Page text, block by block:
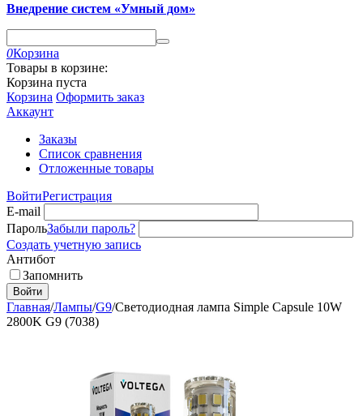
Внедрение систем «Умный дом»
0Корзина
Товары в корзине:
Корзина пуста
Корзина Оформить заказ
Аккаунт
Заказы
Список сравнения
Отложенные товары
ВойтиРегистрация
E-mail
ПарольЗабыли пароль?
Создать учетную запись
Антибот
Запомнить
Войти
Главная/Лампы/G9/Светодиодная лампа Simple Capsule 10W
2800K G9 (7038)